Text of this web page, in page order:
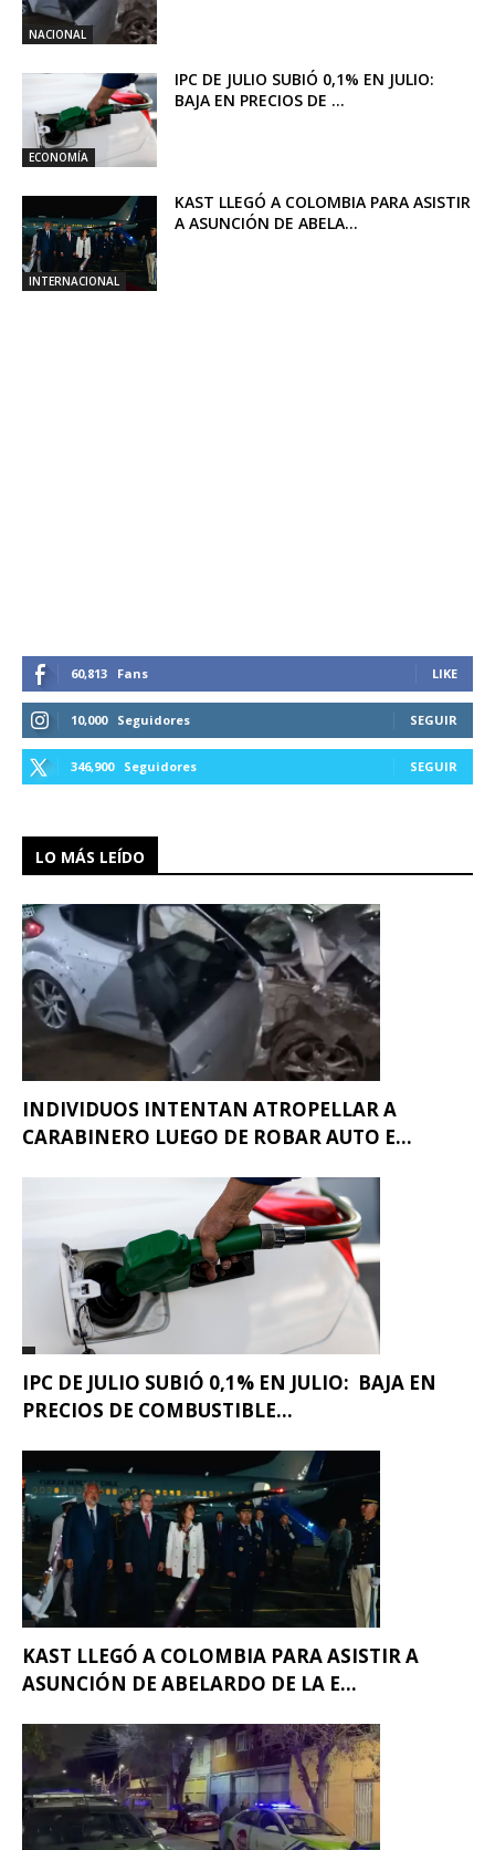
NACIONAL
ECONOMÍA
IPC DE JULIO SUBIÓ 0,1% EN JULIO:
BAJA EN PRECIOS DE ...
INTERNACIONAL
KAST LLEGÓ A COLOMBIA PARA ASISTIR
A ASUNCIÓN DE ABELA...
60,813 Fans LIKE
10,000 Seguidores SEGUIR
346,900 Seguidores SEGUIR
LO MÁS LEÍDO
INDIVIDUOS INTENTAN ATROPELLAR A
CARABINERO LUEGO DE ROBAR AUTO E...
IPC DE JULIO SUBIÓ 0,1% EN JULIO: BAJA EN
PRECIOS DE COMBUSTIBLE...
KAST LLEGÓ A COLOMBIA PARA ASISTIR A
ASUNCIÓN DE ABELARDO DE LA E...